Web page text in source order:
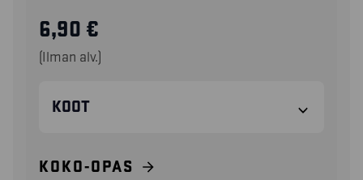
6,90 €
(Ilman alv.)
KOOT
KOKO-OPAS